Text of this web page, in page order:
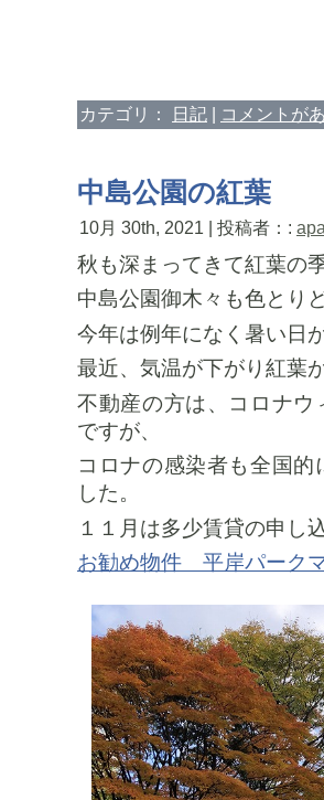
カテゴリ： 日記 | コメントが
中島公園の紅葉
10月 30th, 2021 | 投稿者：:
秋も深まってきて紅葉の
中島公園御木々も色とり
今年は例年になく暑い日
最近、気温が下がり紅葉
不動産の方は、コロナ
ですが、
コロナの感染者も全国
した。
１１月は多少賃貸の申し
お勧め物件 平岸パーク